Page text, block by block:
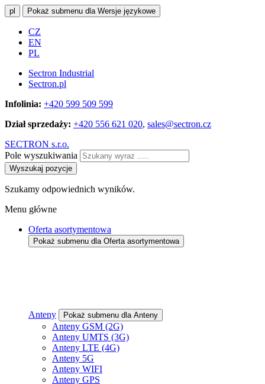
pl Pokaż submenu dla Wersje językowe
CZ
EN
PL
Sectron Industrial
Sectron.pl
Infolinia: +420 599 509 599
Dział sprzedaży: +420 556 621 020, sales@sectron.cz
SECTRON s.r.o.
Pole wyszukiwania
Wyszukaj pozycje
Szukamy odpowiednich wyników.
Menu główne
Oferta asortymentowa
Pokaż submenu dla Oferta asortymentowa
Anteny Pokaż submenu dla Anteny
Anteny GSM (2G)
Anteny UMTS (3G)
Anteny LTE (4G)
Anteny 5G
Anteny WIFI
Anteny GPS